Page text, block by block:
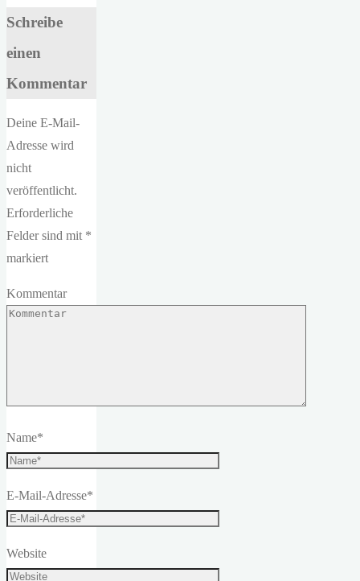
Schreibe
einen
Kommentar
Deine E-Mail-
Adresse wird
nicht
veröffentlicht.
Erforderliche
Felder sind mit *
markiert
Kommentar
Name*
E-Mail-Adresse*
Website